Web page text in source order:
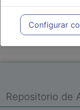
meramente
profesionales
cada caso concreto,
necesidades del
Configurar
Repositorio de